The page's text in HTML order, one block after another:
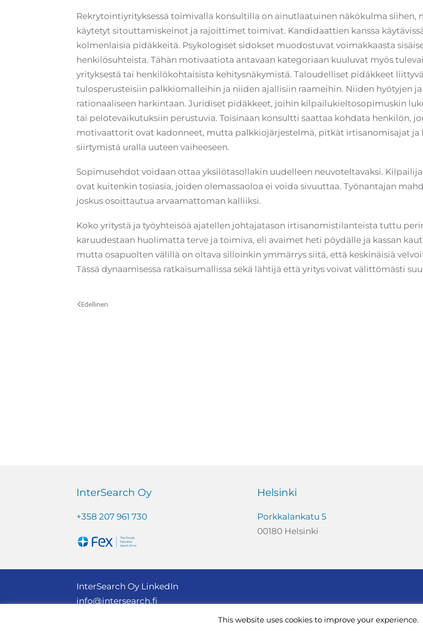
Rekrytointiyrityksessä toimivalla konsultilla on ainutlaatuinen näkökulma
käytetyt sitouttamiskeinot ja rajoittimet toimivat. Kandidaattien kanssa
kolmenlaisia pidäkkeitä. Psykologiset sidokset muodostuvat voimakkaasta
henkilösuhteista. Tähän motivaatiota antavaan kategoriaan kuuluvat myös
yrityksestä tai henkilökohtaisista kehitysnäkymistä. Taloudelliset pidäkkeet
tulosperusteisiin palkkiomalleihin ja niiden ajallisiin raameihin. Niiden hyötyjen
rationaaliseen harkintaan. Juridiset pidäkkeet, joihin kilpailukieltosopimuskin
tai pelotevaikutuksiin perustuvia. Toisinaan konsultti saattaa kohdata henkilön,
motivaattorit ovat kadonneet, mutta palkkiojärjestelmä, pitkät irtisanomisajat
siirtymistä uralla uuteen vaiheeseen.
Sopimusehdot voidaan ottaa yksilötasollakin uudelleen neuvoteltavaksi.
ovat kuitenkin tosiasia, joiden olemassaoloa ei voida sivuuttaa. Työnantajan
joskus osoittautua arvaamattoman kalliiksi.
Koko yritystä ja työyhteisöä ajatellen johtajatason irtisanomistilanteista tuttu
karuudestaan huolimatta terve ja toimiva, eli avaimet heti pöydälle ja kassan
mutta osapuolten välillä on oltava silloinkin ymmärrys siitä, että keskinäisiä
Tässä dynaamisessa ratkaisumallissa sekä lähtijä että yritys voivat välittömästi
Edellinen
InterSearch Oy
+358 207 961 730
Helsinki
Porkkalankatu 5
00180 Helsinki
InterSearch Oy LinkedIn
info@intersearch.fi
Sähköpostiosoiteet: etunimi.sukunimi@intersearch.fiThis website uses cookies to improve your experience.